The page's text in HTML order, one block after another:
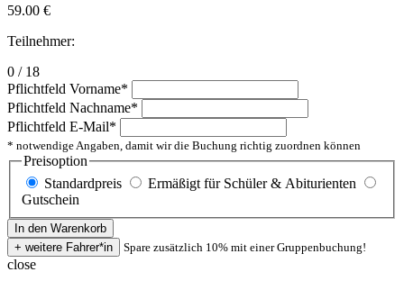
59.00 €
Teilnehmer:
0 / 18
Pflichtfeld Vorname*
Pflichtfeld Nachname*
Pflichtfeld E-Mail*
* notwendige Angaben, damit wir die Buchung richtig zuordnen können
Preisoption
Standardpreis
Ermäßigt für Schüler & Abiturienten
Gutschein
Spare zusätzlich 10% mit einer Gruppenbuchung!
close